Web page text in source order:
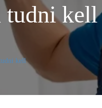
tudni kell
kell